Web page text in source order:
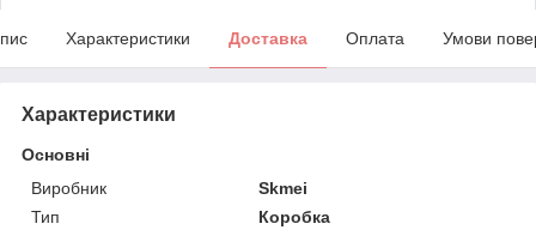
Характеристики Доставка Оплата Умови
Характеристики
Основні
Виробник
Skmei
Тип
Коробка